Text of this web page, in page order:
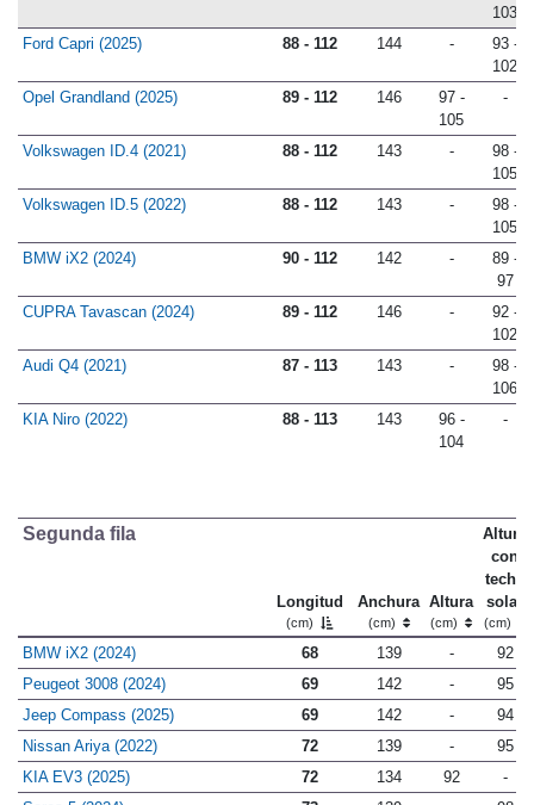
103
Ford Capri (2025)
88 - 112 144 -
93 -
102
Opel Grandland (2025)
89 - 112 146
97 -
105
-
Volkswagen ID.4 (2021) 88 - 112 143 -
98 -
105
Volkswagen ID.5 (2022)
88 - 112 143 -
98 -
105
BMW iX2 (2024)
90 - 112 142 -
89 -
97
CUPRA Tavascan (2024)
89 - 112 146 -
92 -
102
Audi Q4 (2021)
87 - 113 143 -
98 -
106
KIA Niro (2022)
88 - 113 143
96 -
104
-
Segunda fila
Longitud
(cm)
Anchura
(cm)
Altura
(cm)
Altura
con
techo
solar
(cm)
BMW iX2 (2024) 68 139 -
92
Peugeot 3008 (2024)
69 142 -
95
Jeep Compass (2025)
69 142 -
94
Nissan Ariya (2022)
72 139 -
95
KIA EV3 (2025)
72 134 92
-